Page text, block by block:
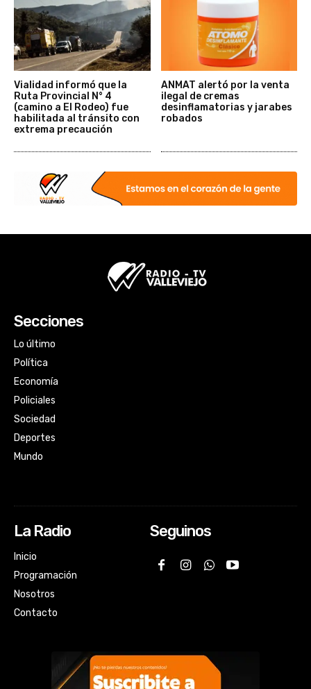
Vialidad informó que la
Ruta Provincial N° 4
(camino a El Rodeo) fue
habilitada al tránsito con
extrema precaución
ANMAT alertó por la venta
ilegal de cremas
desinflamatorias y jarabes
robados
Secciones
Lo último
Política
Economía
Policiales
Sociedad
Deportes
Mundo
La Radio
Inicio
Programación
Nosotros
Contacto
Seguinos